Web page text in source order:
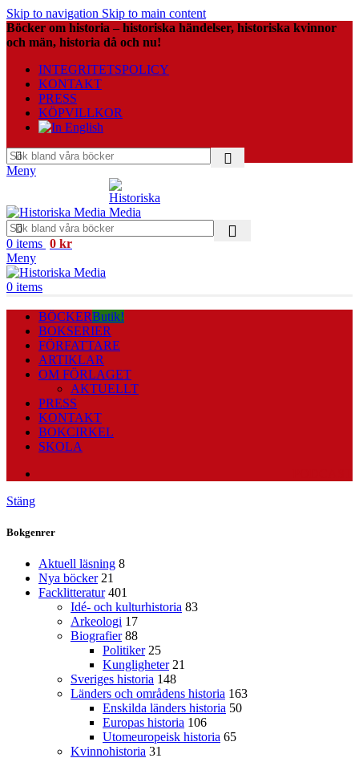
Skip to navigation Skip to main content
Böcker om historia – historiska händelser, historiska kvinnor
och män, historia då och nu!
INTEGRITETSPOLICY
KONTAKT
PRESS
KÖPVILLKOR
Meny
0 items 0 kr
Meny
0 items
BÖCKERButik!
BOKSERIER
FÖRFATTARE
ARTIKLAR
OM FÖRLAGET
AKTUELLT
PRESS
KONTAKT
BOKCIRKEL
SKOLA
Stäng
Bokgenrer
Aktuell läsning 8
Nya böcker 21
Facklitteratur 401
Idé- och kulturhistoria 83
Arkeologi 17
Biografier 88
Politiker 25
Kungligheter 21
Sveriges historia 148
Länders och områdens historia 163
Enskilda länders historia 50
Europas historia 106
Utomeuropeisk historia 65
Kvinnohistoria 31